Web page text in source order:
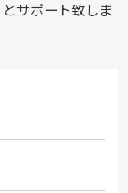
サポート致しま